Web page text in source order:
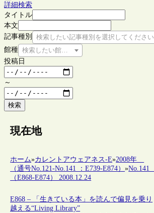
詳細検索
タイトル
本文
記事種別
検索したい記事種別を選択してください
館種 検索したい館種を選択してください
投稿日
～
検索
現在地
ホーム»カレントアウェアネス-E»2008年
（通号No.121-No.141 ：E739-E874）»No.141
（E868-E874） 2008.12.24
E868 – 「生きている本」を読んで偏見を乗り
越える“Living Library”